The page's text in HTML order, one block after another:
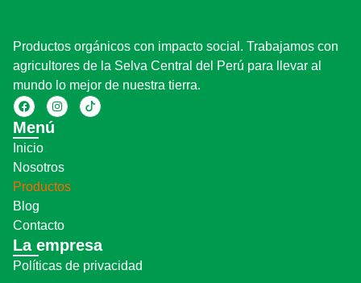
Productos orgánicos con impacto social. Trabajamos con
agricultores de la Selva Central del Perú para llevar al
mundo lo mejor de nuestra tierra.
Menú
Inicio
Nosotros
Productos
Blog
Contacto
La empresa
Políticas de privacidad